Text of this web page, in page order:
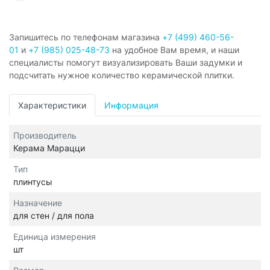
Запишитесь по телефонам магазина +7 (499) 460-56-
01 и +7 (985) 025-48-73 на удобное Вам время, и наши
специалисты помогут визуализировать Ваши задумки и
подсчитать нужное количество керамической плитки.
Характеристики Информация
Производитель
Керама Марацци
Тип
плинтусы
Назначение
для стен / для пола
Единица измерения
шт